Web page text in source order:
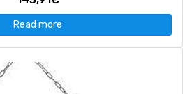
Read more